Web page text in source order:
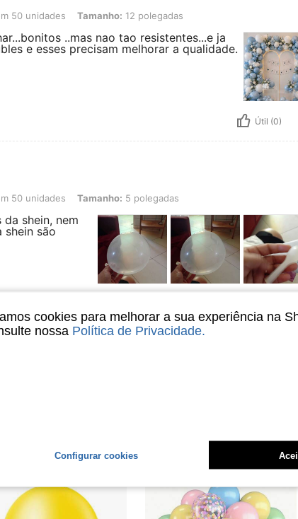
Tamanho: 12 polegadas
50 unidades Tamanho: 12 polegadas
..mas nao tao resistentes...e ja
e esses precisam melhorar a qualidade.
Útil (0)
Tamanho: 5 polegadas
50 unidades Tamanho: 5 polegadas
shein, nem
shein são
cookies para melhorar a sua experiência na
nossa Política de Privacidade.
Configurar cookies